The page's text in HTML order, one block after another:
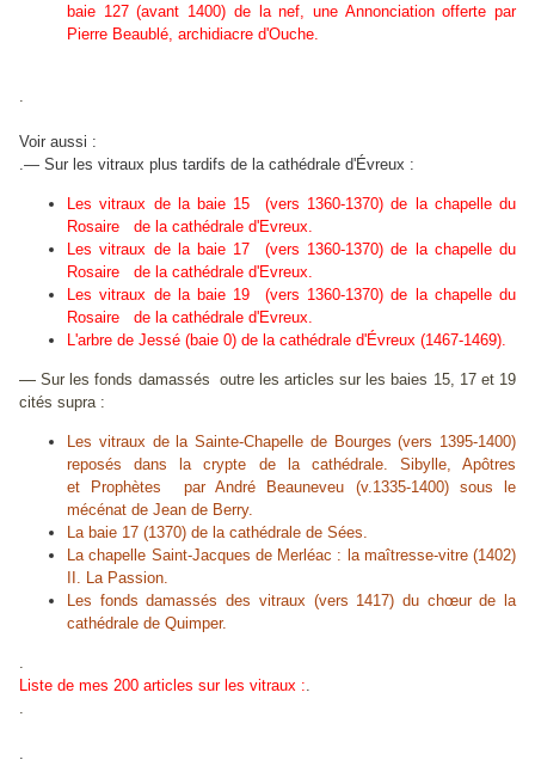
baie 127 (avant 1400) de la nef, une Annonciation offerte par
Pierre Beaublé, archidiacre d'Ouche.
.
Voir aussi :
.— Sur les vitraux plus tardifs de la cathédrale d'Évreux :
Les vitraux de la baie 15 (vers 1360-1370) de la chapelle du
Rosaire de la cathédrale d'Evreux.
Les vitraux de la baie 17 (vers 1360-1370) de la chapelle du
Rosaire de la cathédrale d'Evreux.
Les vitraux de la baie 19 (vers 1360-1370) de la chapelle du
Rosaire de la cathédrale d'Evreux.
L'arbre de Jessé (baie 0) de la cathédrale d'Évreux (1467-1469).
—Sur les fonds damassés outre les articles sur les baies 15, 17 et 19
cités supra :
Les vitraux de la Sainte-Chapelle de Bourges (vers 1395-1400)
reposés dans la crypte de la cathédrale. Sibylle, Apôtres
et Prophètes par André Beauneveu (v.1335-1400) sous le
mécénat de Jean de Berry.
La baie 17 (1370) de la cathédrale de Sées.
La chapelle Saint-Jacques de Merléac : la maîtresse-vitre (1402)
II. La Passion.
Les fonds damassés des vitraux (vers 1417) du chœur de la
cathédrale de Quimper.
.
Liste de mes 200 articles sur les vitraux :.
.
.